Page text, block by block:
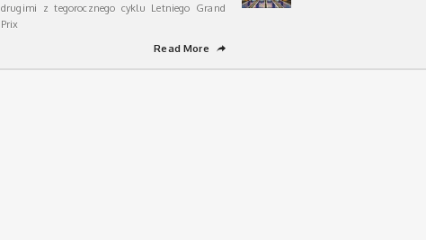
drugimi z tegorocznego cyklu Letniego Grand
Prix
Read More
➦